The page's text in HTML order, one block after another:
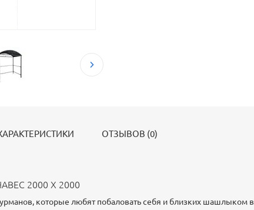
ОТЗЫВОВ (0)
2000 Х 2000
которые любят побаловать себя и близких шашлыком в